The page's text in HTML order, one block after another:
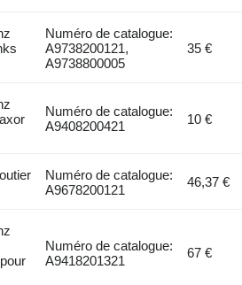
Numéro de catalogue:
A9738200121,
A9738800005
35 €
Numéro de catalogue:
A9408200421
10 €
Numéro de catalogue:
A9678200121
46,37 €
Numéro de catalogue:
A9418201321
67 €